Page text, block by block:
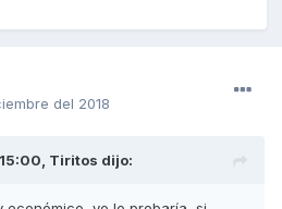
del 2018
Tiritos dijo: